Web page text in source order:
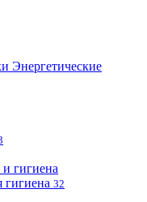
Энергетические
гигиена
гигиена 32